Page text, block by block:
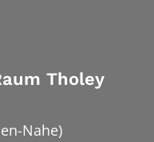
Tholey
Nahe)